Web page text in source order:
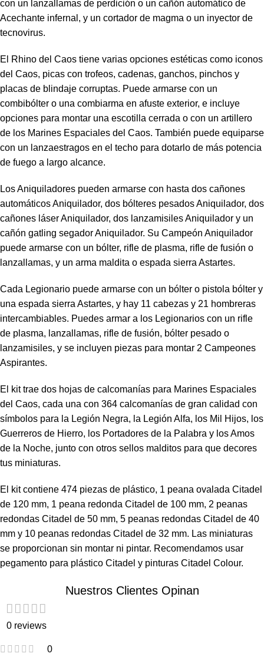
con un lanzallamas de perdición o un cañón automático de
Acechante infernal, y un cortador de magma o un inyector de
tecnovirus.
El Rhino del Caos tiene varias opciones estéticas como iconos
del Caos, picas con trofeos, cadenas, ganchos, pinchos y
placas de blindaje corruptas. Puede armarse con un
combibólter o una combiarma en afuste exterior, e incluye
opciones para montar una escotilla cerrada o con un artillero
de los Marines Espaciales del Caos. También puede equiparse
con un lanzaestragos en el techo para dotarlo de más potencia
de fuego a largo alcance.
Los Aniquiladores pueden armarse con hasta dos cañones
automáticos Aniquilador, dos bólteres pesados Aniquilador, dos
cañones láser Aniquilador, dos lanzamisiles Aniquilador y un
cañón gatling segador Aniquilador. Su Campeón Aniquilador
puede armarse con un bólter, rifle de plasma, rifle de fusión o
lanzallamas, y un arma maldita o espada sierra Astartes.
Cada Legionario puede armarse con un bólter o pistola bólter y
una espada sierra Astartes, y hay 11 cabezas y 21 hombreras
intercambiables. Puedes armar a los Legionarios con un rifle
de plasma, lanzallamas, rifle de fusión, bólter pesado o
lanzamisiles, y se incluyen piezas para montar 2 Campeones
Aspirantes.
El kit trae dos hojas de calcomanías para Marines Espaciales
del Caos, cada una con 364 calcomanías de gran calidad con
símbolos para la Legión Negra, la Legión Alfa, los Mil Hijos, los
Guerreros de Hierro, los Portadores de la Palabra y los Amos
de la Noche, junto con otros sellos malditos para que decores
tus miniaturas.
El kit contiene 474 piezas de plástico, 1 peana ovalada Citadel
de 120 mm, 1 peana redonda Citadel de 100 mm, 2 peanas
redondas Citadel de 50 mm, 5 peanas redondas Citadel de 40
mm y 10 peanas redondas Citadel de 32 mm. Las miniaturas
se proporcionan sin montar ni pintar. Recomendamos usar
pegamento para plástico Citadel y pinturas Citadel Colour.
Nuestros Clientes Opinan
0 reviews
0